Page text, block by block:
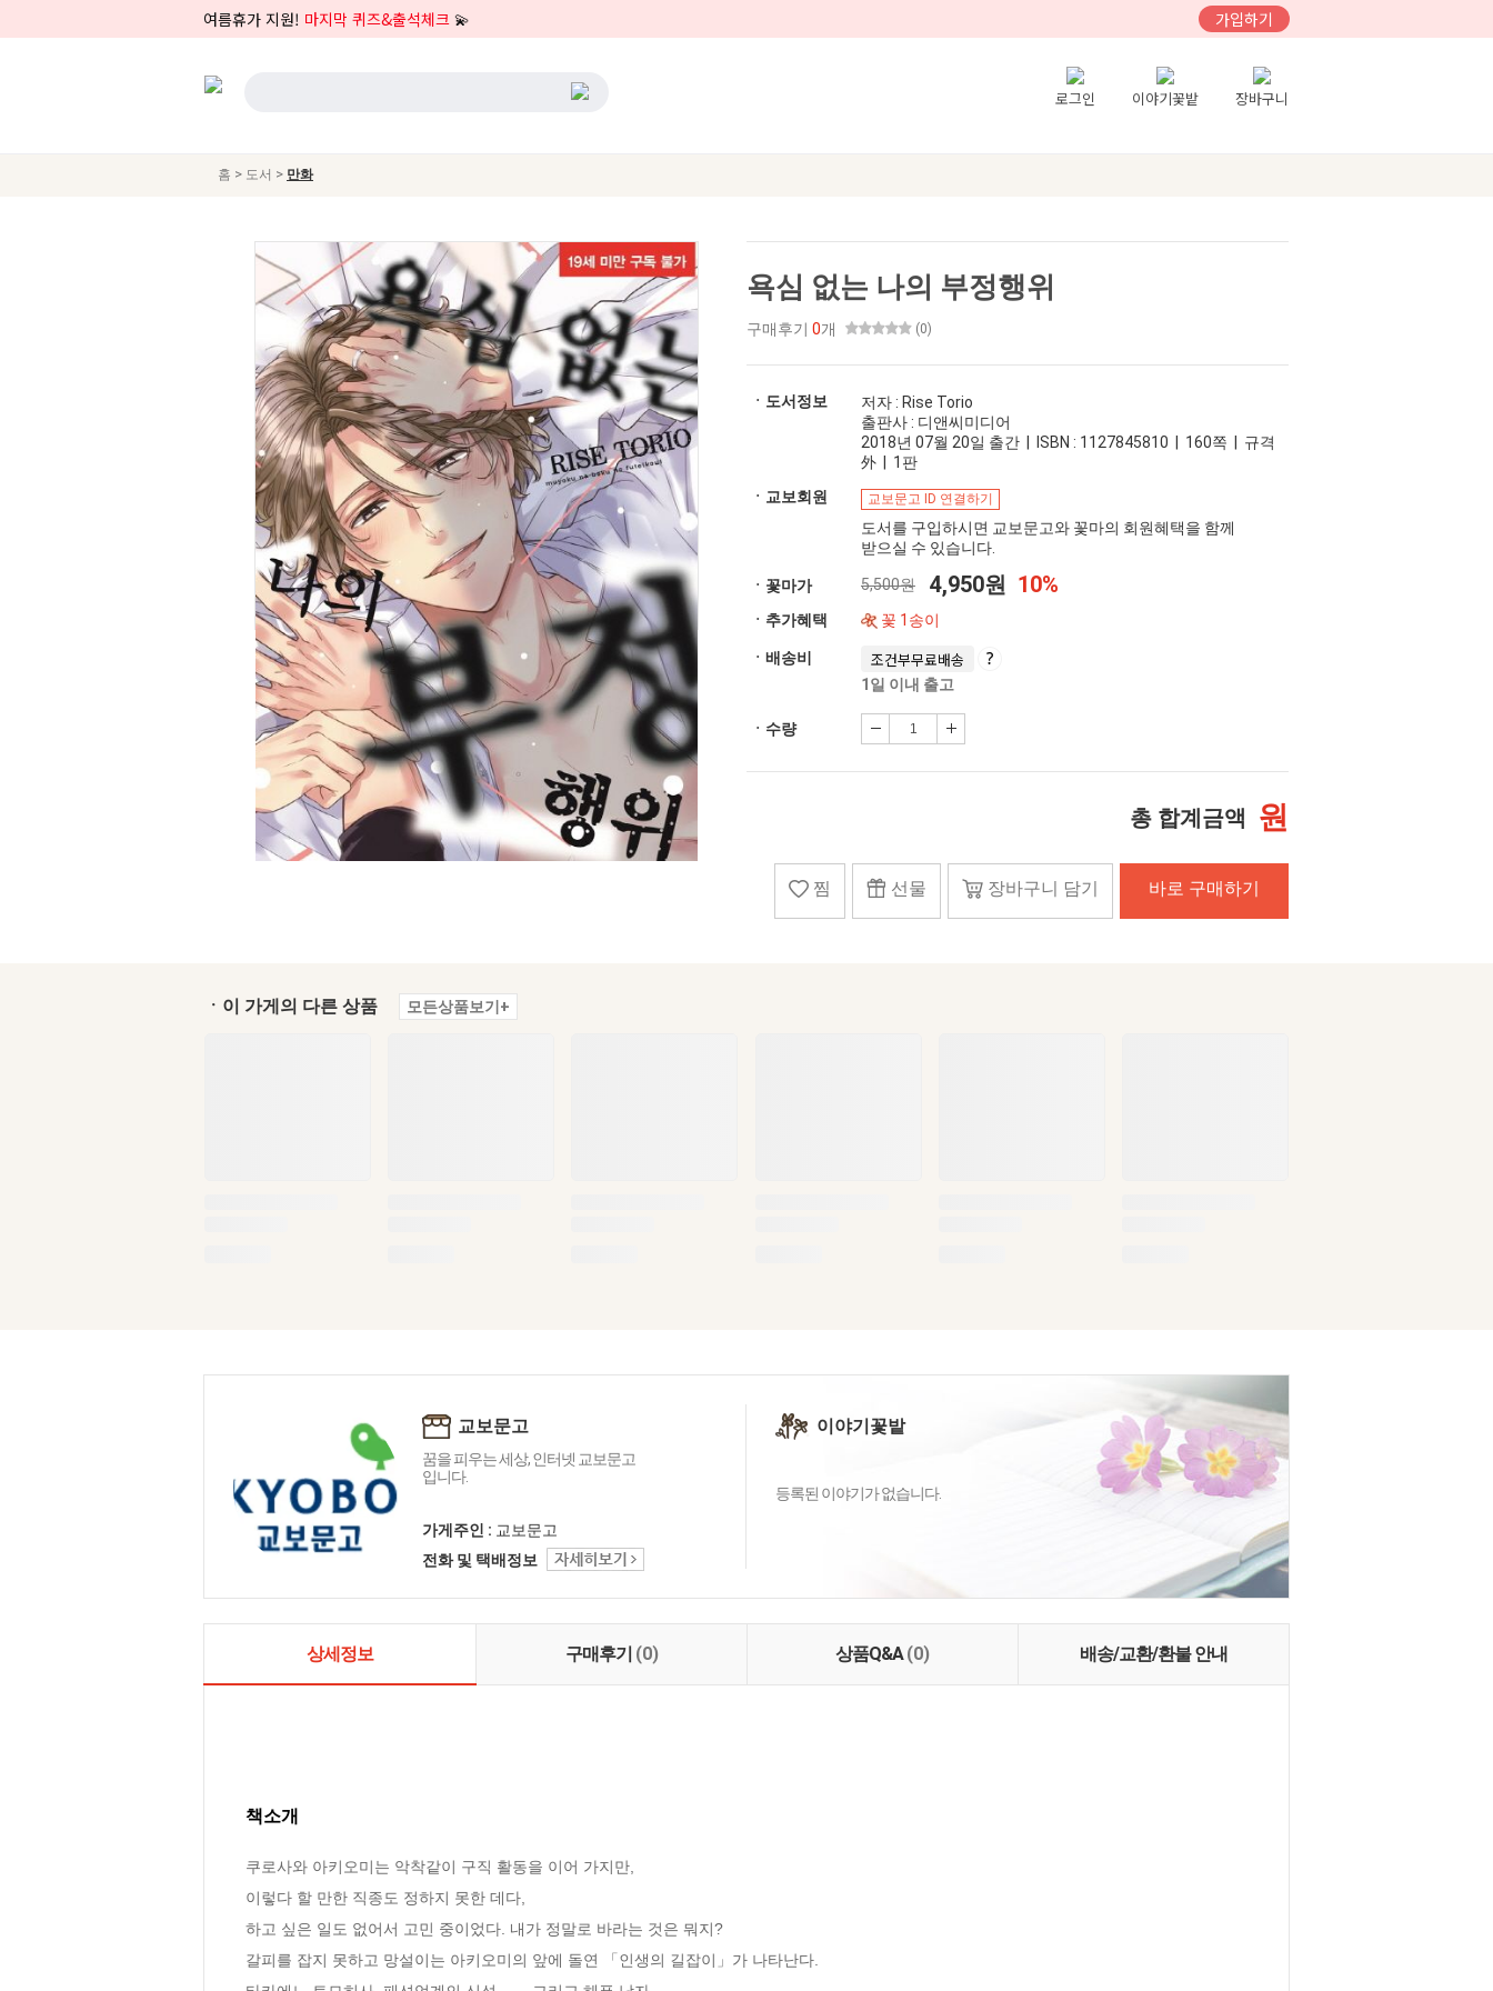
여름휴가 지원! 마지막 퀴즈&출석체크 💫 가입하기
로그인 이야기꽃밭 장바구니
홈 > 도서 > 만화
욕심 없는 나의 부정행위
구매후기 0개 (0)
ㆍ도서정보
저자 : Rise Torio
출판사 : 디앤씨미디어
2018년 07월 20일 출간 | ISBN : 1127845810 | 160쪽 | 규격
外 | 1판
ㆍ교보회원
교보문고 ID 연결하기
도서를 구입하시면 교보문고와 꽃마의 회원혜택을 함께
받으실 수 있습니다.
ㆍ꽃마가 5,500원 4,950원 10%
ㆍ추가혜택 꽃 1송이
ㆍ배송비 조건부무료배송
1일 이내 출고
ㆍ수량
총 합계금액 원
찜 선물 장바구니 담기 바로 구매하기
ㆍ이 가게의 다른 상품 모든상품보기+
교보문고
꿈을 피우는 세상, 인터넷 교보문고
입니다.
가게주인 : 교보문고
전화 및 택배정보
이야기꽃밭
등록된 이야기가 없습니다.
상세정보 구매후기 (0) 상품Q&A(0) 배송/교환/환불 안내
책소개
쿠로사와 아키오미는 악착같이 구직 활동을 이어 가지만,
이렇다 할 만한 직종도 정하지 못한 데다,
하고 싶은 일도 없어서 고민 중이었다. 내가 정말로 바라는 것은 뭐지?
갈피를 잡지 못하고 망설이는 아키오미의 앞에 돌연 「인생의 길잡이」가 나타난다.